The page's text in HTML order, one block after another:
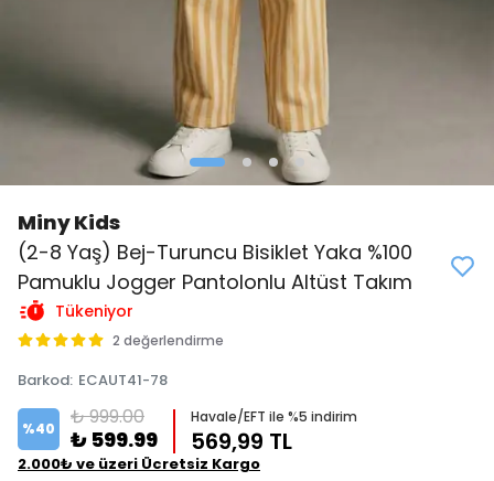
Miny Kids
(2-8 Yaş) Bej-Turuncu Bisiklet Yaka %100
Pamuklu Jogger Pantolonlu Altüst Takım
Tükeniyor
2 değerlendirme
Barkod: ECAUT41-78
%40 ₺ 999.00
₺ 599.99
Havale/EFT ile %5 indirim
569,99 TL
2.000₺ ve üzeri Ücretsiz Kargo